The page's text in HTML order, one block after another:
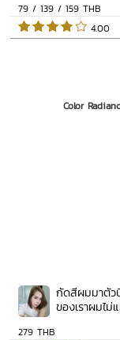
79 / 139 / 159 THB
4.00
Color
กัดสีผมมาตัว
ของเราผมไ
279 THB